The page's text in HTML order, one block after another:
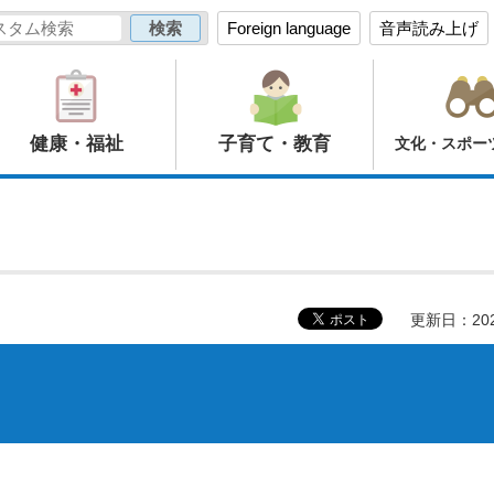
Foreign language 音声読み上げ
健康・福祉 子育て・教育 文化・スポー
更新日：